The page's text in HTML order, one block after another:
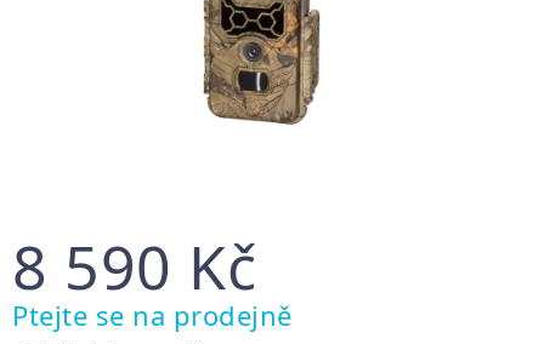
8 590 Kč
Měrná
cena:
Ptejte se na prodejně